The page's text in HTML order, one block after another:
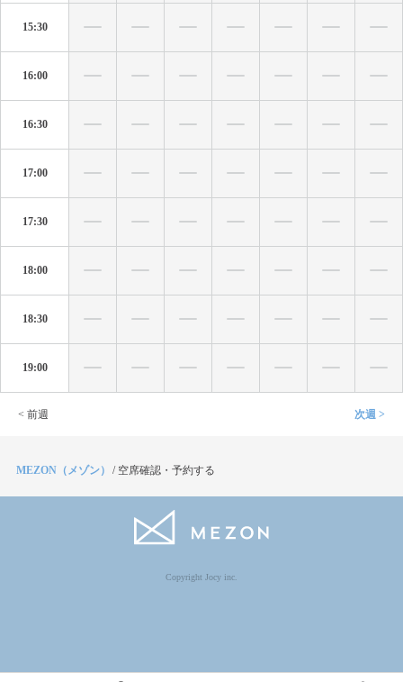
15:30
16:00
16:30
17:00
17:30
18:00
18:30
19:00
< 前週 次週 >
MEZON（メゾン） / 空席確認・予約する
Copyright Jocy inc.